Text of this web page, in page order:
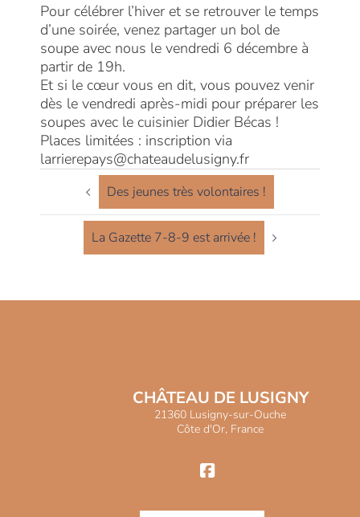
Pour célébrer l’hiver et se retrouver le temps
d’une soirée, venez partager un bol de
soupe avec nous le vendredi 6 décembre à
partir de 19h.
Et si le cœur vous en dit, vous pouvez venir
dès le vendredi après-midi pour préparer les
soupes avec le cuisinier Didier Bécas !
Places limitées : inscription via
larrierepays@chateaudelusigny.fr
NAVIGATION
D’ARTICLE
Des jeunes très volontaires !
La Gazette 7-8-9 est arrivée !
CHÂTEAU DE LUSIGNY
21360 Lusigny-sur-Ouche
Côte d'Or, France